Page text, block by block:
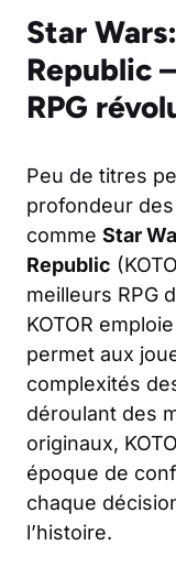
Star
Republic
RPG
Peu de titres
profondeur
comme Star
Republic
meilleurs RPG
KOTOR
permet aux
complexités
déroulant des
originaux,
époque de
chaque
l’histoire.